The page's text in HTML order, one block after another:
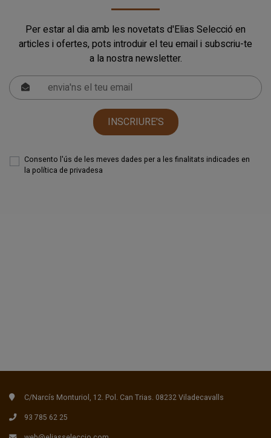
Per estar al dia amb les novetats d'Elias Selecció en
articles i ofertes, pots introduir el teu email i subscriu-te
a la nostra newsletter.
INSCRIURE'S
Consento l'ús de les meves dades per a les finalitats indicades en
la política de privadesa
C/Narcís Monturiol, 12. Pol. Can Trias. 08232 Viladecavalls
93 785 62 25